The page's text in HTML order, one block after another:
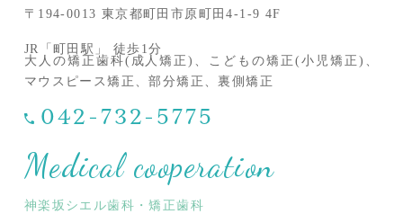
〒194-0013 東京都町田市原町田4-1-9 4F
JR「町田駅」 徒歩1分
大人の矯正歯科(成人矯正)、こどもの矯正(小児矯正)、
マウスピース矯正、部分矯正、裏側矯正
042-732-5775
Medical cooperation
神楽坂シエル歯科・矯正歯科